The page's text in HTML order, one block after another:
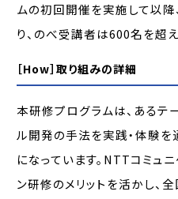
ムの初回開催を実施して以
り、のべ受講者は600名を超え
［How］取り組みの詳細
本研修プログラムは、あるテ
ル開発の手法を実践・体験を
になっています。NTTコミュ
ン研修のメリットを活かし、